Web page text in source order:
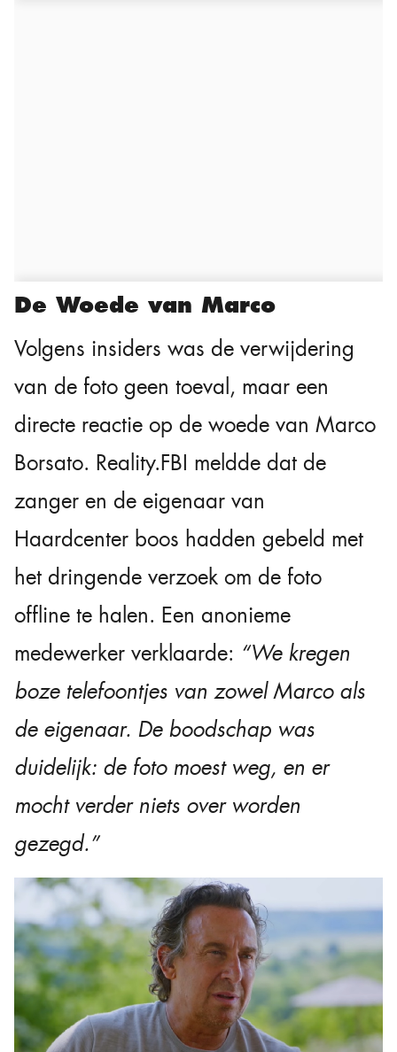
De Woede van Marco
Volgens insiders was de verwijdering
van de foto geen toeval, maar een
directe reactie op de woede van Marco
Borsato. Reality.FBI meldde dat de
zanger en de eigenaar van
Haardcenter boos hadden gebeld met
het dringende verzoek om de foto
offline te halen. Een anonieme
medewerker verklaarde: “We kregen
boze telefoontjes van zowel Marco als
de eigenaar. De boodschap was
duidelijk: de foto moest weg, en er
mocht verder niets over worden
gezegd.”